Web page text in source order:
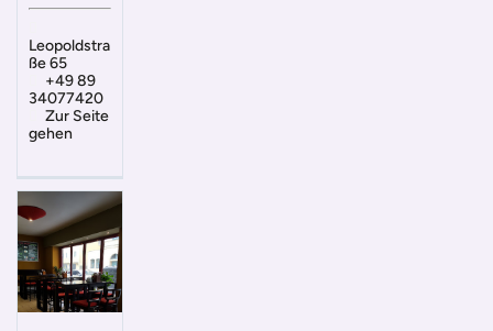
Leopoldstra
ße 65
+49 89
34077420
Zur Seite
gehen